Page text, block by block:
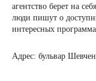
агентство берет на
люди пишут о
интересных
Адрес: бульвар